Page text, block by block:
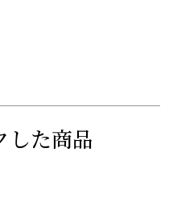
した商品